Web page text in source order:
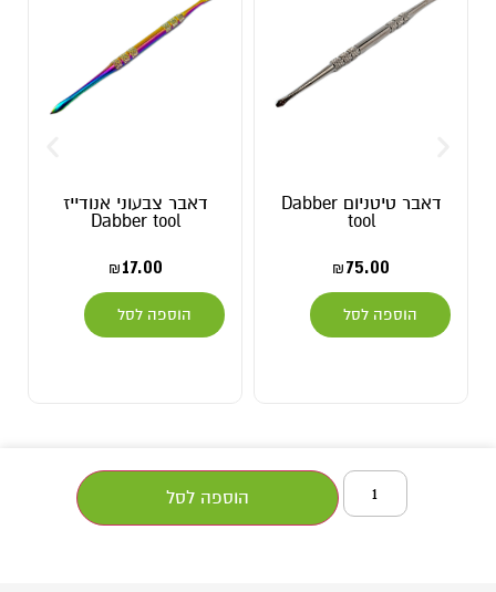
דאבר טיטניום Dabber
tool
₪75.00
הוספה לסל
דאבר צבעוני אנודייז
Dabber tool
₪17.00
הוספה לסל
הוספה לסל